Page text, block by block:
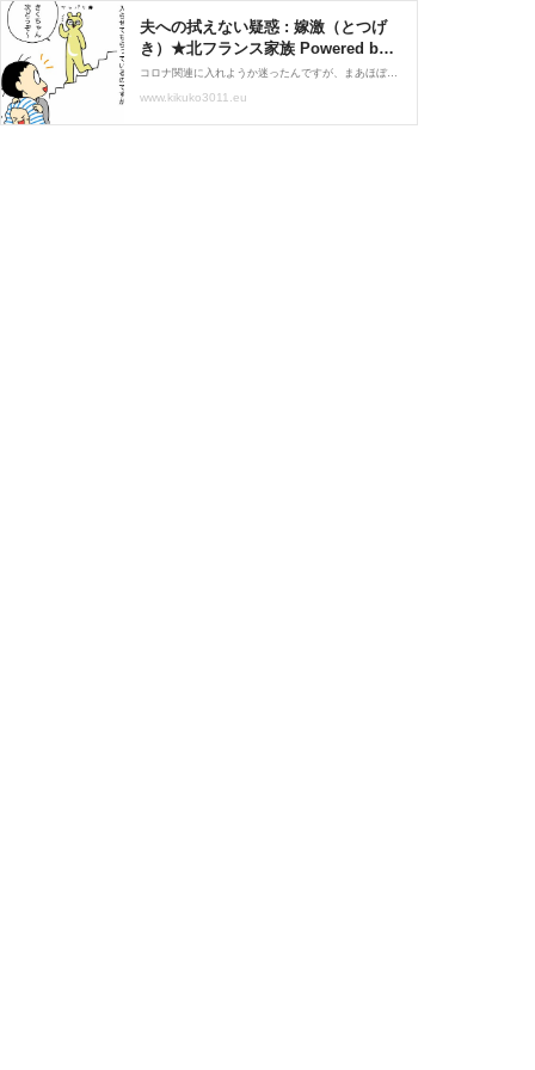
夫への拭えない疑惑 : 嫁激（とつげ
き）★北フランス家族 Powered by
ライブドアブログ
コロナ関連に入れようか迷ったんですが、まあほぼ100％違うので家族枠で書きます（笑）まさに今日の出来事です…。モモちゃんがどうしても猫トイレを覚えてくれない（泣）思わず本音が…！！「悪いけど香水の匂いが苦手なのでやめてほしい」と言ったら素直にやめてくれました
www.kikuko3011.eu